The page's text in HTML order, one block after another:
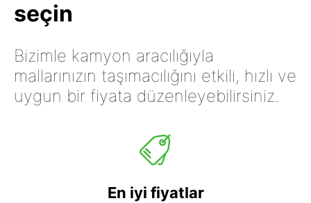
seçin
Bizimle kamyon aracılığıyla
mallarınızın taşımacılığını etkili, hızlı ve
uygun bir fiyata düzenleyebilirsiniz.
En iyi fiyatlar